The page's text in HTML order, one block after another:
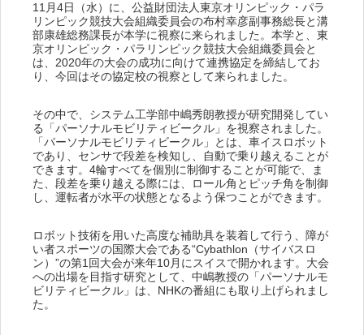
11月4日（水）に、公益財団法人東京オリンピック・パラ
リンピック競技大会組織委員会の布村幸彦副事務総長と溝
部康雄総務課長が本学に視察に来られました。本学と、東
京オリンピック・パラリンピック競技大会組織委員会と
は、2020年の大会の成功に向けて連携協定を締結してお
り、今回はその協定校の視察として来られました。
その中で、システム工学部中嶋秀朗教授が研究開発してい
る「パーソナルモビリティビークル」を視察されました。
「パーソナルモビリティビークル」とは、車イスロボット
であり、センサで段差を検知し、自動で乗り越えることが
できます。4輪すべてを個別に制御することが可能で、ま
た、段差を乗り越える際には、ロール角とピッチ角を制御
し、運転者が水平の状態となるよう保つことができます。
ロボット技術を用いた高度な補助具を装着して行う、障が
い者スポーツの国際大会である“Cybathlon（サイバスロ
ン）”の第1回大会が来年10月にスイスで開かれます。大会
への出場を目指す研究として、中嶋教授の「パーソナルモ
ビリティビークル」は、NHKの番組にも取り上げられまし
た。